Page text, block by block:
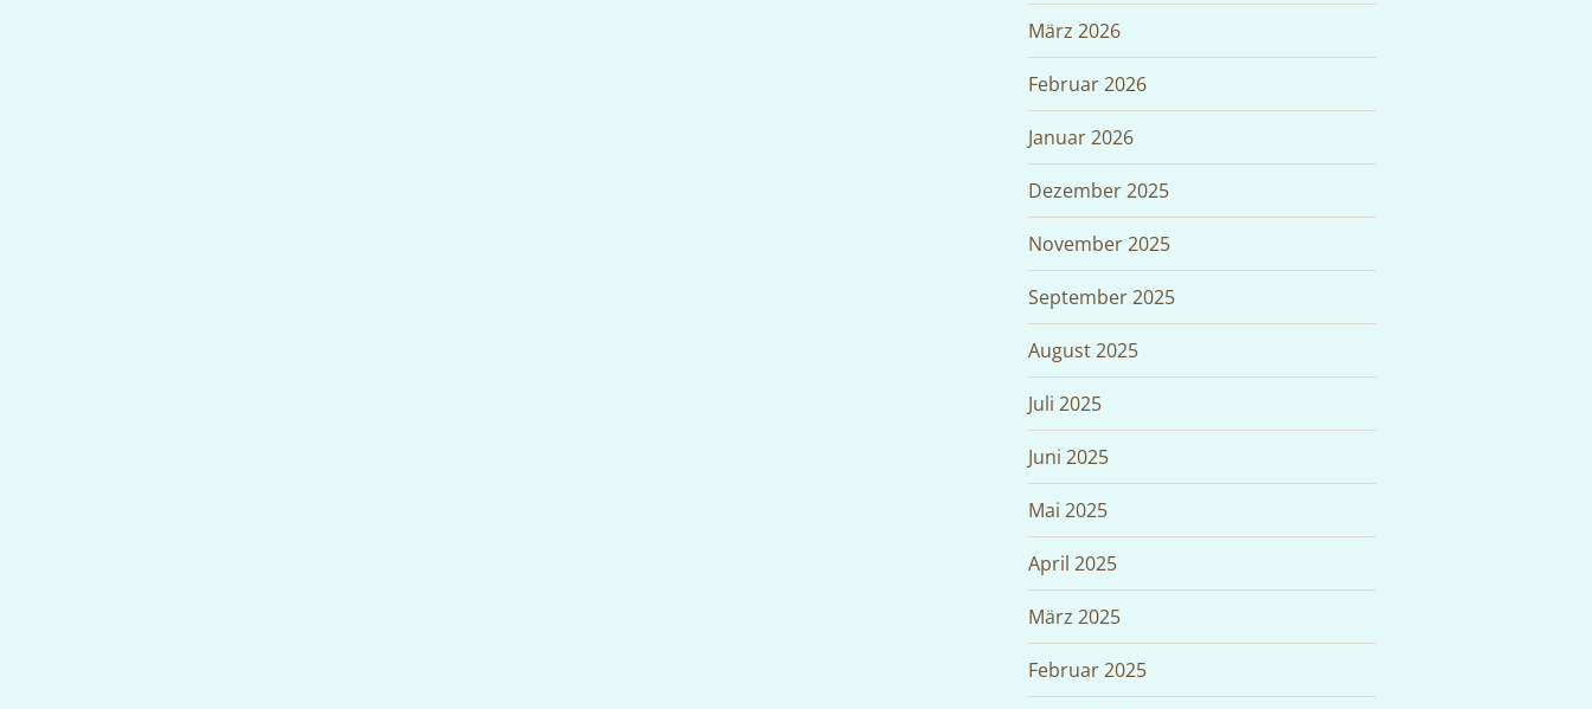
März 2026
Februar 2026
Januar 2026
Dezember 2025
November 2025
September 2025
August 2025
Juli 2025
Juni 2025
Mai 2025
April 2025
März 2025
Februar 2025